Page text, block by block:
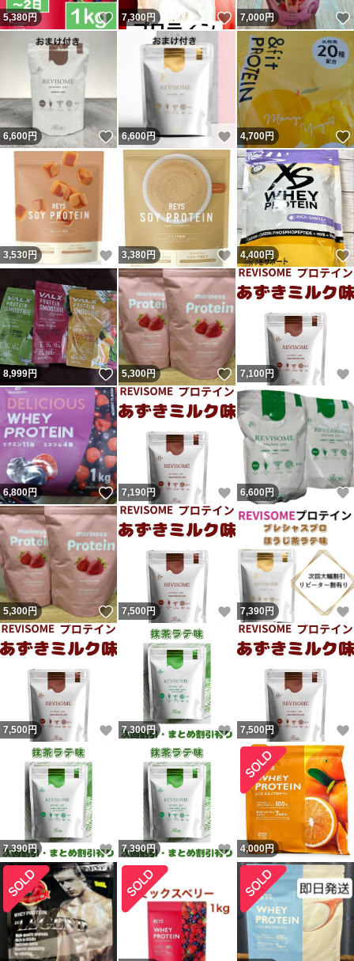
5,380円 いいね！
7,300円 いいね！
7,000円
6,600円 いいね！
6,600円 いいね！
4,700円
3,530円 いいね！
3,380円 いいね！
4,400円
8,999円 いいね！
5,300円 いいね！
7,100 円
6,800円 いいね！
7,190 円 いいね！
6,600円
5,300円 いいね！
7,500 円 いいね！
7,390円
7,500 円 いいね！
7,300円 いいね！
7,500 円
7,390円 いいね！
7,390円 いいね！
4,000円